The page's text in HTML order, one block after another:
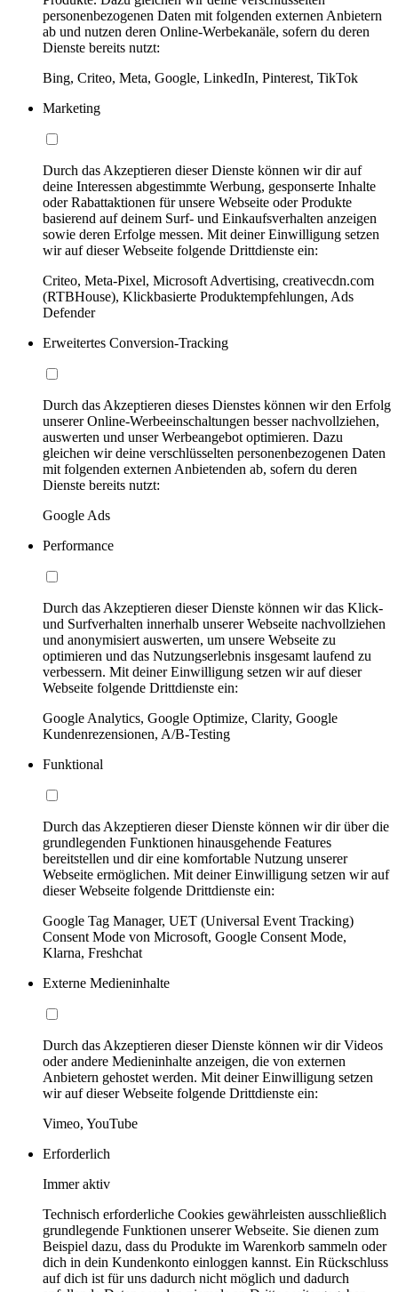
personenbezogenen Daten mit folgenden externen Anbietern
ab und nutzen deren Online-Werbekanäle, sofern du deren
Dienste bereits nutzt:
Bing, Criteo, Meta, Google, LinkedIn, Pinterest, TikTok
Marketing
Durch das Akzeptieren dieser Dienste können wir dir auf
deine Interessen abgestimmte Werbung, gesponserte Inhalte
oder Rabattaktionen für unsere Webseite oder Produkte
basierend auf deinem Surf- und Einkaufsverhalten anzeigen
sowie deren Erfolge messen. Mit deiner Einwilligung setzen
wir auf dieser Webseite folgende Drittdienste ein:
Criteo, Meta-Pixel, Microsoft Advertising, creativecdn.com
(RTBHouse), Klickbasierte Produktempfehlungen, Ads
Defender
Erweitertes Conversion-Tracking
Durch das Akzeptieren dieses Dienstes können wir den Erfolg
unserer Online-Werbeeinschaltungen besser nachvollziehen,
auswerten und unser Werbeangebot optimieren. Dazu
gleichen wir deine verschlüsselten personenbezogenen Daten
mit folgenden externen Anbietenden ab, sofern du deren
Dienste bereits nutzt:
Google Ads
Performance
Durch das Akzeptieren dieser Dienste können wir das Klick-
und Surfverhalten innerhalb unserer Webseite nachvollziehen
und anonymisiert auswerten, um unsere Webseite zu
optimieren und das Nutzungserlebnis insgesamt laufend zu
verbessern. Mit deiner Einwilligung setzen wir auf dieser
Webseite folgende Drittdienste ein:
Google Analytics, Google Optimize, Clarity, Google
Kundenrezensionen, A/B-Testing
Funktional
Durch das Akzeptieren dieser Dienste können wir dir über die
grundlegenden Funktionen hinausgehende Features
bereitstellen und dir eine komfortable Nutzung unserer
Webseite ermöglichen. Mit deiner Einwilligung setzen wir auf
dieser Webseite folgende Drittdienste ein:
Google Tag Manager, UET (Universal Event Tracking)
Consent Mode von Microsoft, Google Consent Mode,
Klarna, Freshchat
Externe Medieninhalte
Durch das Akzeptieren dieser Dienste können wir dir Videos
oder andere Medieninhalte anzeigen, die von externen
Anbietern gehostet werden. Mit deiner Einwilligung setzen
wir auf dieser Webseite folgende Drittdienste ein:
Vimeo, YouTube
Erforderlich
Immer aktiv
Technisch erforderliche Cookies gewährleisten ausschließlich
grundlegende Funktionen unserer Webseite. Sie dienen zum
Beispiel dazu, dass du Produkte im Warenkorb sammeln oder
dich in dein Kundenkonto einloggen kannst. Ein Rückschluss
auf dich ist für uns dadurch nicht möglich und dadurch